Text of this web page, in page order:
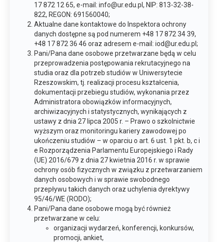
17 872 12 65, e-mail: info@ur.edu.pl, NIP: 813-32-38-
822, REGON: 691560040;
Aktualne dane kontaktowe do Inspektora ochrony
danych dostępne są pod numerem +48 17 872 34 39,
+48 17 872 36 46 oraz adresem e-mail: iod@ur.edu.pl;
Pani/Pana dane osobowe przetwarzane będą w celu
przeprowadzenia postępowania rekrutacyjnego na
studia oraz dla potrzeb studiów w Uniwersytecie
Rzeszowskim, tj. realizacji procesu kształcenia,
dokumentacji przebiegu studiów, wykonania przez
Administratora obowiązków informacyjnych,
archiwizacyjnych i statystycznych, wynikających z
ustawy z dnia 27 lipca 2005 r. – Prawo o szkolnictwie
wyższym oraz monitoringu kariery zawodowej po
ukończeniu studiów – w oparciu o art. 6 ust. 1 pkt. b, c i
e Rozporządzenia Parlamentu Europejskiego i Rady
(UE) 2016/679 z dnia 27 kwietnia 2016 r. w sprawie
ochrony osób fizycznych w związku z przetwarzaniem
danych osobowych i w sprawie swobodnego
przepływu takich danych oraz uchylenia dyrektywy
95/46/WE (RODO);
Pani/Pana dane osobowe mogą być również
przetwarzane w celu:
organizacji wydarzeń, konferencji, konkursów,
promocji, ankiet,